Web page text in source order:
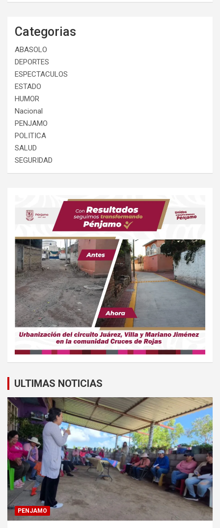
Categorias
ABASOLO
DEPORTES
ESPECTACULOS
ESTADO
HUMOR
Nacional
PENJAMO
POLITICA
SALUD
SEGURIDAD
ULTIMAS NOTICIAS
PENJAMO